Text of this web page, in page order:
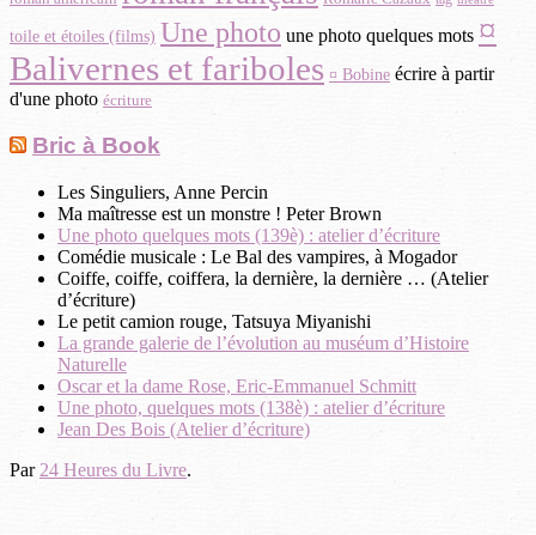
toile et étoiles (films) Une photo une photo quelques mots ¤
Balivernes et fariboles ¤ Bobine écrire à partir
d'une photo écriture
Bric à Book
Les Singuliers, Anne Percin
Ma maîtresse est un monstre ! Peter Brown
Une photo quelques mots (139è) : atelier d’écriture
Comédie musicale : Le Bal des vampires, à Mogador
Coiffe, coiffe, coiffera, la dernière, la dernière … (Atelier
d’écriture)
Le petit camion rouge, Tatsuya Miyanishi
La grande galerie de l’évolution au muséum d’Histoire
Naturelle
Oscar et la dame Rose, Eric-Emmanuel Schmitt
Une photo, quelques mots (138è) : atelier d’écriture
Jean Des Bois (Atelier d’écriture)
Par 24 Heures du Livre.